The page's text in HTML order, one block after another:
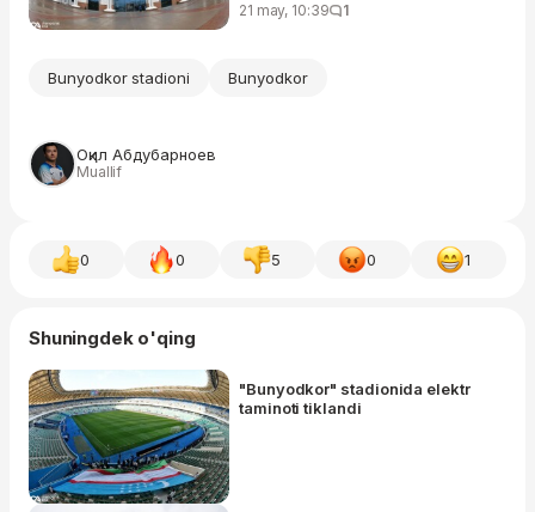
21 may, 10:39 1
Bunyodkor stadioni Bunyodkor
Оқил Абдубарноев
Muallif
0 0 5 0 1
Shuningdek o'qing
"Bunyodkor" stadionida elektr
taminoti tiklandi